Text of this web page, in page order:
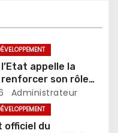
appelle la
son rôle
du pays
Administrateur
officiel du